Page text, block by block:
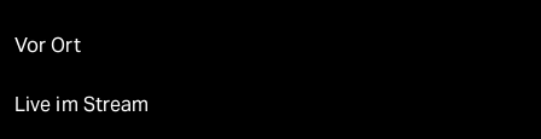
Vor Ort
Live im Stream